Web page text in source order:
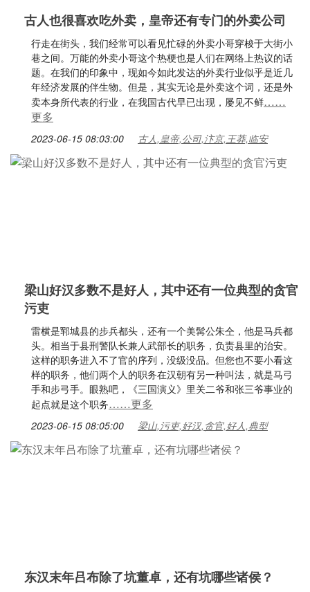
古人也很喜欢吃外卖，皇帝还有专门的外卖公司
行走在街头，我们经常可以看见忙碌的外卖小哥穿梭于大街小
巷之间。万能的外卖小哥这个热梗也是人们在网络上热议的话
题。在我们的印象中，现如今如此发达的外卖行业似乎是近几
年经济发展的伴生物。但是，其实无论是外卖这个词，还是外
卖本身所代表的行业，在我国古代早已出现，屡见不鲜……
更多
2023-06-15 08:03:00 古人,皇帝,公司,汴京,王莽,临安
梁山好汉多数不是好人，其中还有一位典型的贪官
污吏
雷横是郓城县的步兵都头，还有一个美髯公朱仝，他是马兵都
头。相当于县刑警队长兼人武部长的职务，负责县里的治安。
这样的职务进入不了官的序列，没级没品。但您也不要小看这
样的职务，他们两个人的职务在汉朝有另一种叫法，就是马弓
手和步弓手。眼熟吧，《三国演义》里关二爷和张三爷事业的
起点就是这个职务……更多
2023-06-15 08:05:00 梁山,污吏,好汉,贪官,好人,典型
东汉末年吕布除了坑董卓，还有坑哪些诸侯？